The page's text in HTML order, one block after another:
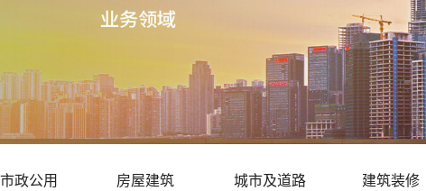
市政公用 房屋建筑 城市及道路 建筑装修